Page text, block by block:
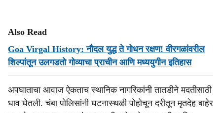
Also Read
Goa Virgal History: नौदल युद्ध ते गोधन रक्षण! वीरगळांवरील
शिल्पांतून उलगडतो गोव्याचा प्राचीन आणि मध्ययुगीन इतिहास
अपघाताचा आवाज ऐकताच स्थानिक नागरिकांनी तातडीने मदतीसाठी
धाव घेतली. चंबा पोलिसांनी घटनास्थळी पोहोचून दरीतून मृतदेह बाहेर